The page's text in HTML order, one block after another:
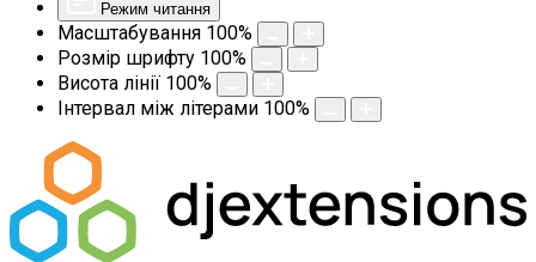
Режим читання
Масштабування 100%
Розмір шрифту 100%
Висота лінії 100%
Інтервал між літерами 100%